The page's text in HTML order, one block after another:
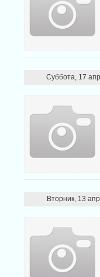
Суббота, 17
Вторник, 13